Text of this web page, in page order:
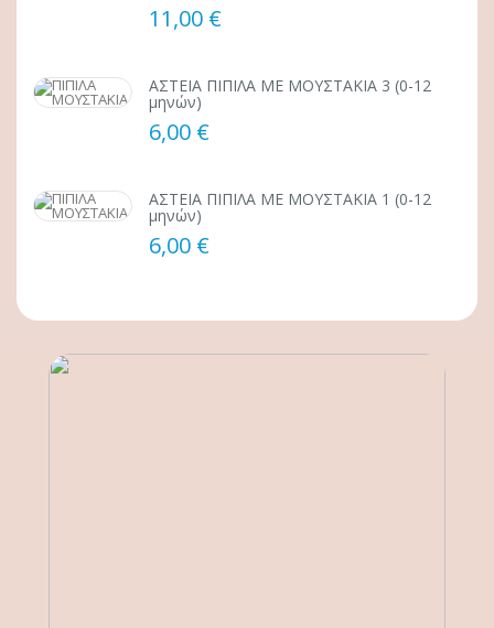
11,00 €
ΑΣΤΕΙΑ ΠΙΠΙΛΑ ΜΕ ΜΟΥΣΤΑΚΙΑ 3 (0-12
μηνών)
6,00 €
ΑΣΤΕΙΑ ΠΙΠΙΛΑ ΜΕ ΜΟΥΣΤΑΚΙΑ 1 (0-12
μηνών)
6,00 €